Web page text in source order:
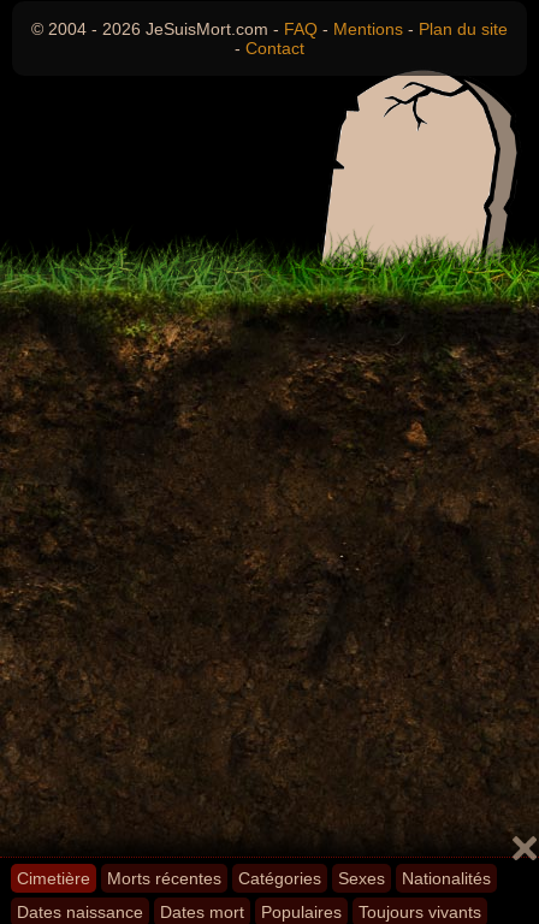
Cimetière Morts récentes Catégories Sexes
Nationalités
Dates naissance
Dates mort Populaires Toujours vivants
© 2004 - 2026 JeSuisMort.com - FAQ - Mentions - Plan du site
- Contact